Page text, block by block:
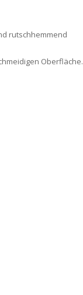
rutschhemmend
Oberfläche.